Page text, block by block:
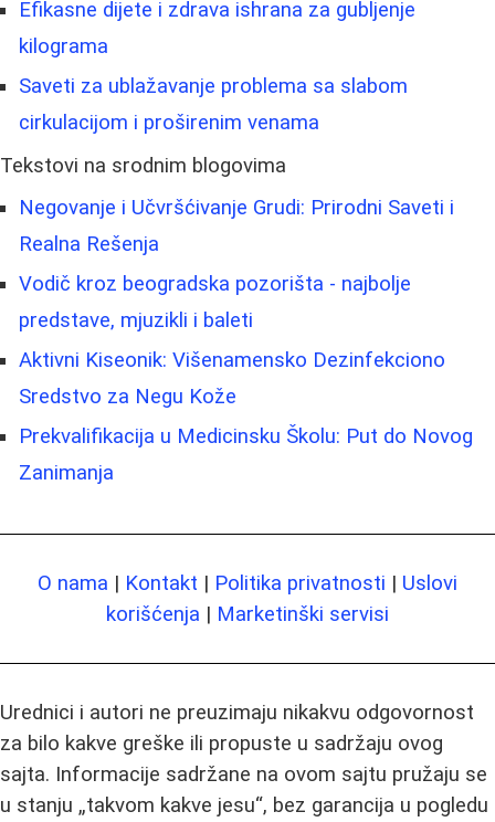
Efikasne dijete i zdrava ishrana za gubljenje
kilograma
Saveti za ublažavanje problema sa slabom
cirkulacijom i proširenim venama
Tekstovi na srodnim blogovima
Negovanje i Učvršćivanje Grudi: Prirodni Saveti i
Realna Rešenja
Vodič kroz beogradska pozorišta - najbolje
predstave, mjuzikli i baleti
Aktivni Kiseonik: Višenamensko Dezinfekciono
Sredstvo za Negu Kože
Prekvalifikacija u Medicinsku Školu: Put do Novog
Zanimanja
O nama | Kontakt | Politika privatnosti | Uslovi
korišćenja | Marketinški servisi
Urednici i autori ne preuzimaju nikakvu odgovornost
za bilo kakve greške ili propuste u sadržaju ovog
sajta. Informacije sadržane na ovom sajtu pružaju se
u stanju „takvom kakve jesu“, bez garancija u pogledu